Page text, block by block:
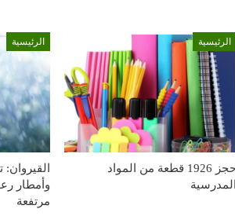
الرئيسية
حجز 1926 قطعة من المواد
المدرسية
الرئيسية
وأمطار
مرتفعة